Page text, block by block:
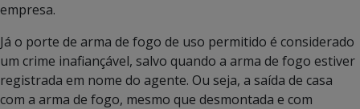
empresa.
Já o porte de arma de fogo de uso permitido é considerado
um crime inafiançável, salvo quando a arma de fogo estiver
registrada em nome do agente. Ou seja, a saída de casa
com a arma de fogo, mesmo que desmontada e com